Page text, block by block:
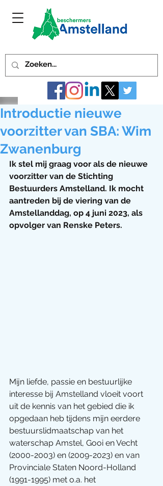
Introductie nieuwe
voorzitter van SBA: Wim
Zwanenburg
Ik stel mij graag voor als de nieuwe
voorzitter van de Stichting
Bestuurders Amstelland. Ik mocht
aantreden bij de viering van de
Amstellanddag, op 4 juni 2023, als
opvolger van Renske Peters.
Mijn liefde, passie en bestuurlijke
interesse bij Amstelland vloeit voort
uit de kennis van het gebied die ik
opgedaan heb tijdens mijn eerdere
bestuurslidmaatschap van het
waterschap Amstel, Gooi en Vecht
(2000-2003) en (2009-2023) en van
Provinciale Staten Noord-Holland
(1991-1995) met o.a. het